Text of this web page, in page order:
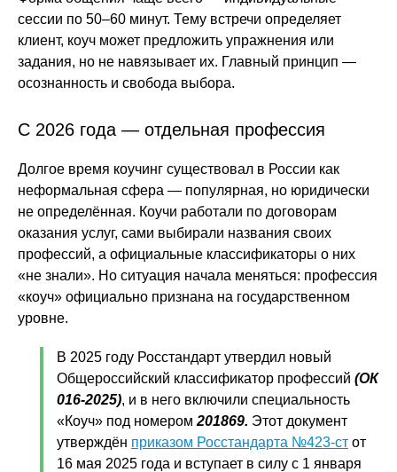
сессии по 50–60 минут. Тему встречи определяет
клиент, коуч может предложить упражнения или
задания, но не навязывает их. Главный принцип —
осознанность и свобода выбора.
С 2026 года — отдельная профессия
Долгое время коучинг существовал в России как
неформальная сфера — популярная, но юридически
не определённая. Коучи работали по договорам
оказания услуг, сами выбирали названия своих
профессий, а официальные классификаторы о них
«не знали». Но ситуация начала меняться: профессия
«коуч» официально признана на государственном
уровне.
В 2025 году Росстандарт утвердил новый
Общероссийский классификатор профессий (ОК
016-2025), и в него включили специальность
«Коуч» под номером 201869. Этот документ
утверждён приказом Росстандарта №423-ст от
16 мая 2025 года и вступает в силу с 1 января